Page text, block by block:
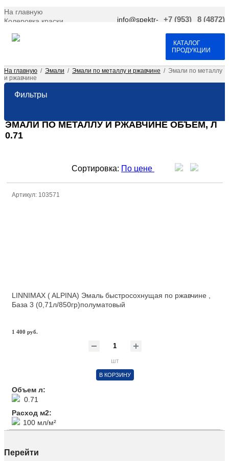
На главную
Колеровка краски
Договор оферта
info@spektr-
+7 (953)
8 (4872)
КАТАЛОГ
ПРОДУКЦИИ
На главную / Эмали / Эмали по металлу и ржавчине / Эмали по металлу
и ржавчине
Фильтры
ЭМАЛИ ПО МЕТАЛЛУ И РЖАВЧИНЕ ОБЪЕМ, Л
0.71
Сортировка: По цене
Артикул: 103571
LINNIMAX ( ALPINA) Эмаль быстросохнущая по ржавчине ,
База 3 (0,71л/850гр)полуматовый
1 400 руб.
шт
В КОРЗИНУ
Объем л:
0.71
Расход м2:
100 мл/м²
Перейти